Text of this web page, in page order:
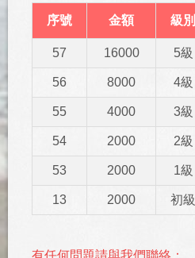
序號 金額 級別
57 16000 5級
56 8000 4級
55 4000 3級
54 2000 2級
53 2000 1級
13 2000 初級
有任何問題請與我們聯絡：